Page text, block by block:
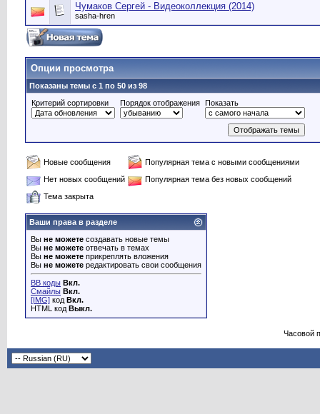
Чумаков Сергей - Видеоколлекция (2014)
sasha-hren
Опции просмотра
Показаны темы с 1 по 50 из 98
Критерий сортировки
Порядок отображения Показать
Новые сообщения
Популярная тема с новыми сообщениями
Нет новых сообщений
Популярная тема без новых сообщений
Тема закрыта
Ваши права в разделе
Вы не можете создавать новые темы
Вы не можете отвечать в темах
Вы не можете прикреплять вложения
Вы не можете редактировать свои сообщения
BB коды Вкл.
Смайлы Вкл.
[IMG] код Вкл.
HTML код Выкл.
Часовой